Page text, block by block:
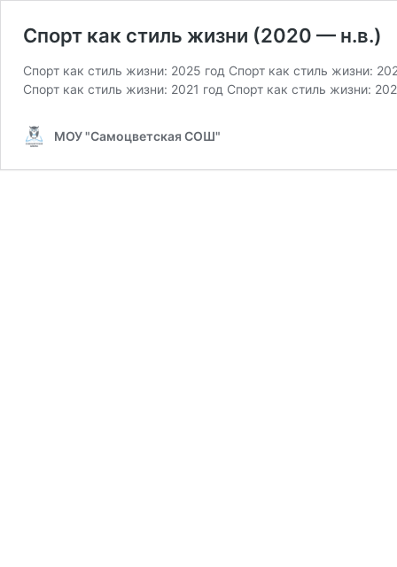
Спорт как стиль жизни (2020 — н.в.)
Спорт как стиль жизни: 2025 год Спорт как стиль жизни:
Спорт как стиль жизни: 2021 год Спорт как стиль жизни:
МОУ "Самоцветская СОШ"